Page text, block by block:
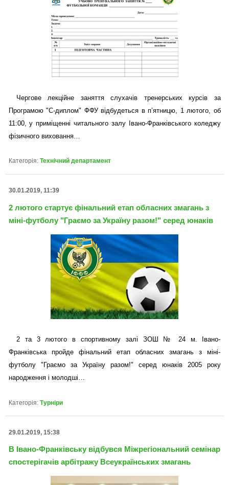
Чергове лекційне заняття слухачів тренерських курсів за
Програмою "С-диплом" ФФУ відбудеться в п’ятницю, 1 лютого, об
11:00, у приміщенні читального залу Івано-Франківського коледжу
фізичного виховання…
Категорія: Технічний департамент
30.01.2019, 11:39
2 лютого стартує фінальний етап обласних змагань з
міні-футболу "Граємо за Україну разом!" серед юнаків
2 та 3 лютого в спортивному залі ЗОШ № 24 м. Івано-
Франківська пройде фінальний етап обласних змагань з міні-
футболу "Граємо за Україну разом!" серед юнаків 2005 року
народження і молодші…
Категорія: Турніри
29.01.2019, 15:38
В Івано-Франківську відбувся Міжрегіональний семінар
спостерігачів арбітражу Всеукраїнських змагань